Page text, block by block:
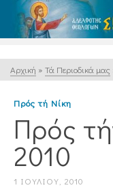
Αρχική » Τά Περιοδικά μας
Πρός τή Νίκη
Πρός
2010
1 ΙΟΥΛΊΟΥ, 2010